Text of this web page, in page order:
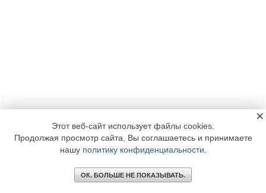
Этот веб-сайт использует файлы cookies.
Продолжая просмотр сайта, Вы соглашаетесь и принимаете
нашу политику конфиденциальности
ОК. БОЛЬШЕ НЕ ПОКАЗЫВАТЬ.
×